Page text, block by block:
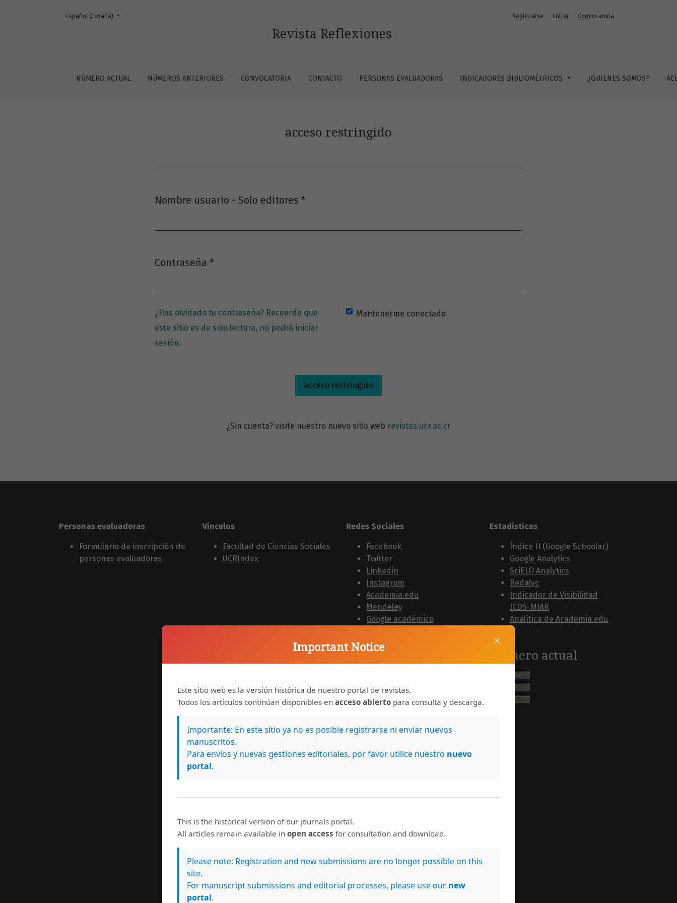
acceso restringido
Revista Reflexiones
NÚMERO ACTUAL NÚMEROS ANTERIORES CONVOCATORIA CONTACTO PERSONAS EVALUADORAS INDICADORES BIBLIOMÉTRICOS ¿QUIENES SOMOS?
Registrarse Entrar Convocatoria
Cambiar el idioma. El actual es:
Español (España)
acceso restringido
Nombre usuario - Solo editores *
Contraseña *
¿Has olvidado tu contraseña? Recuerde que
este sitio es de solo lectura, no podrá iniciar
sesión.
Mantenerme conectado
acceso restringido
¿Sin cuenta? visite nuestro nuevo sitio web revistas.ucr.ac.cr
Personas evaluadoras
Formulario de inscripción de
personas evaluadoras
Vínculos
Facultad de Ciencias Sociales
UCRIndex
Redes Sociales
Facebook
Twitter
Linkedin
Instagram
Academia.edu
Mendeley
Google académico
Estadísticas
Índice H (Google Schoolar)
Google Analytics
SciELO Analytics
Redalyc
Indicador de Visibilidad
ICDS-MIAR
Analítica de Academia.edu
La Revista
encuentra indizada,
Actualidad Iberoamericana
CLACSO
DIALNET
DOAJ
Humanities and the Social
Eurasian Scientific Journal
IndeX (ESJI)
InfoBase Index
Número actual
×
Important Notice
Este sitio web es la versión histórica de nuestro portal de revistas.
Todos los artículos continúan disponibles en acceso abierto para consulta y descarga.
Importante: En este sitio ya no es posible registrarse ni enviar nuevos
manuscritos.
Para envíos y nuevas gestiones editoriales, por favor utilice nuestro nuevo
portal.
This is the historical version of our journals portal.
All articles remain available in open access for consultation and download.
Please note: Registration and new submissions are no longer possible on this
site.
For manuscript submissions and editorial processes, please use our new
portal.